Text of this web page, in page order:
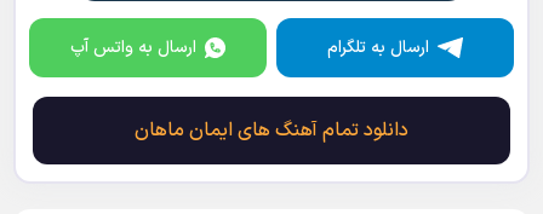
ارسال به تلگرام ارسال به واتس آپ
دانلود تمام آهنگ های ایمان ماهان